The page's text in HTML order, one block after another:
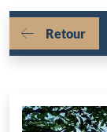
Retour